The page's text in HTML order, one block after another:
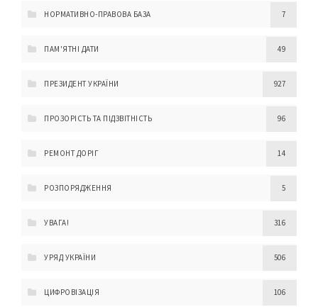
НОРМАТИВНО-ПРАВОВА БАЗА 7
ПАМ'ЯТНІ ДАТИ 49
ПРЕЗИДЕНТ УКРАЇНИ 927
ПРОЗОРІСТЬ ТА ПІДЗВІТНІСТЬ 96
РЕМОНТ ДОРІГ 14
РОЗПОРЯДЖЕННЯ 5
УВАГА! 316
УРЯД УКРАЇНИ 506
ЦИФРОВІЗАЦІЯ 106